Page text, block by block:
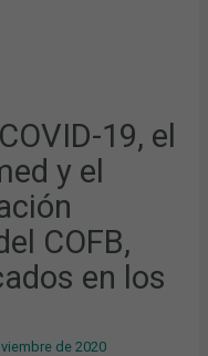
19, el
y el
COFB,
en los
de 2020